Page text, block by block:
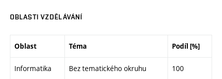
OBLASTI VZDĚLÁVÁNÍ
Oblast Téma Podíl [%]
Informatika Bez tematického okruhu 100